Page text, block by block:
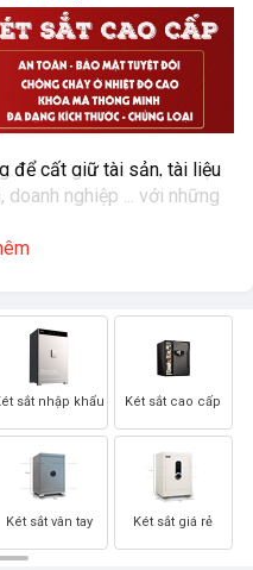
để cất giữ tài sản, tài liệu
doanh nghiệp ... với những
cấu vững chắc nhất, sử
bộ mã vân tay cao cấp
sắt nhập khẩu
Két sắt vân tay
Két sắt cao cấp
Két sắt giá rẻ